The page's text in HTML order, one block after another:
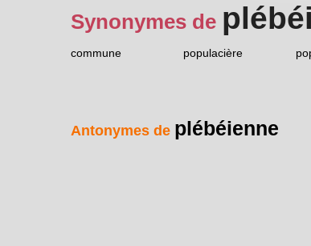
Synonymes de
commune populacière
Antonymes de plébéienne